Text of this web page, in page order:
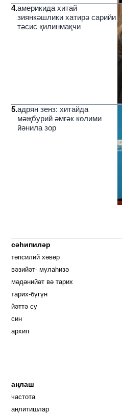
4.америкида хитай
зиянкәшлики хатирә сарийи
тәсис қилинмақчи
5.адрян зенз: хитайда
мәҗбурий әмгәк көлими
йәнила зор
сәһипиләр
тәпсилий хәвәр
вәзийәт- мулаһизә
мәдәнийәт вә тарих
тарих-бүгүн
йәттә су
син
архип
аңлаш
частота
аңлитишлар